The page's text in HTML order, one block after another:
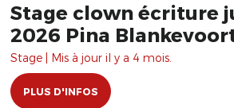
Stage clown écriture
2026 Pina
Stage | Mis à jour il y a 4 mois.
PLUS D'INFOS